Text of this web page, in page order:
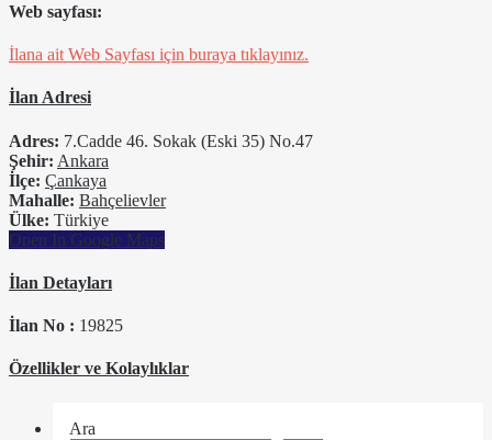
Web sayfası:
İlana ait Web Sayfası için buraya tıklayınız.
İlan Adresi
Adres: 7.Cadde 46. Sokak (Eski 35) No.47
Şehir: Ankara
İlçe: Çankaya
Mahalle: Bahçelievler
Ülke: Türkiye
Open In Google Maps
İlan Detayları
İlan No : 19825
Özellikler ve Kolaylıklar
Ara